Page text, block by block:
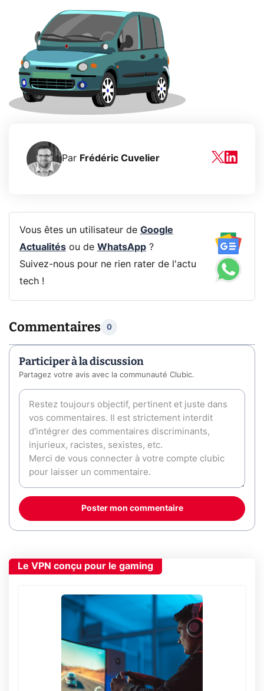
Par Frédéric Cuvelier
Vous êtes un utilisateur de Google
Actualitésou de WhatsApp?
Suivez-nous pour ne rien rater de l'actu
tech !
Commentaires 0
Participer à la discussion
Partagez votre avis avec la communauté Clubic.
Poster mon commentaire
Le VPN conçu pour le gaming